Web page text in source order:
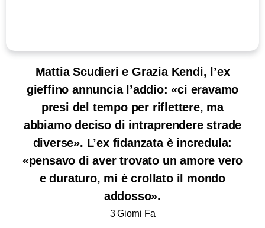
Mattia Scudieri e Grazia Kendi, l’ex
gieffino annuncia l’addio: «ci eravamo
presi del tempo per riflettere, ma
abbiamo deciso di intraprendere strade
diverse». L’ex fidanzata è incredula:
«pensavo di aver trovato un amore vero
e duraturo, mi è crollato il mondo
addosso».
3 Giorni Fa